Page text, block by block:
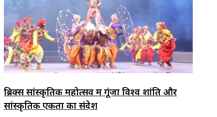
ब्रिक्स सांस्कृतिक महोत्सव में गूंजा विश्व शांति और
सांस्कृतिक एकता का संदेश